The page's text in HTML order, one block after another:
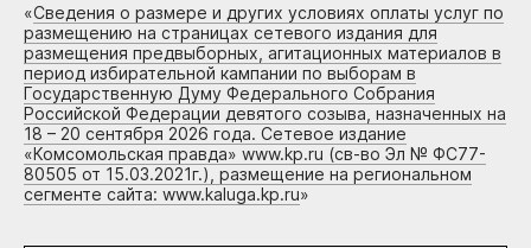
«Сведения о размере и других условиях оплаты услуг по
размещению на страницах сетевого издания для
размещения предвыборных, агитационных материалов в
период избирательной кампании по выборам в
Государственную Думу Федерального Собрания
Российской Федерации девятого созыва, назначенных на
18 – 20 сентября 2026 года. Сетевое издание
«Комсомольская правда» www.kp.ru (св-во Эл № ФС77-
80505 от 15.03.2021г.), размещение на региональном
сегменте сайта: www.kaluga.kp.ru»